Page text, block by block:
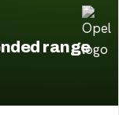
range